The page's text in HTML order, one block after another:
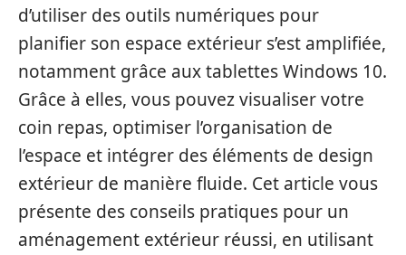
d’utiliser des outils numériques pour
planifier son espace extérieur s’est amplifiée,
notamment grâce aux tablettes Windows 10.
Grâce à elles, vous pouvez visualiser votre
coin repas, optimiser l’organisation de
l’espace et intégrer des éléments de design
extérieur de manière fluide. Cet article vous
présente des conseils pratiques pour un
aménagement extérieur réussi, en utilisant